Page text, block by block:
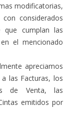
modificatorias,
considerados
que cumplan las
el mencionado
apreciamos
las Facturas, los
de Venta, las
emitidos por